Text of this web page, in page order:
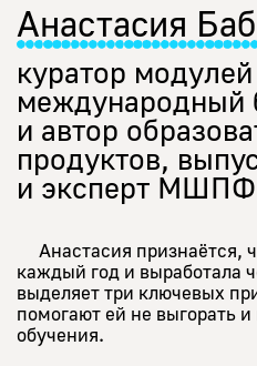
Анастасия
куратор
международный
и автор
продуктов,
и эксперт МШПФ
Анастасия признаётся,
каждый год и выработала
выделяет три ключевых
помогают ей не выгорать
обучения.